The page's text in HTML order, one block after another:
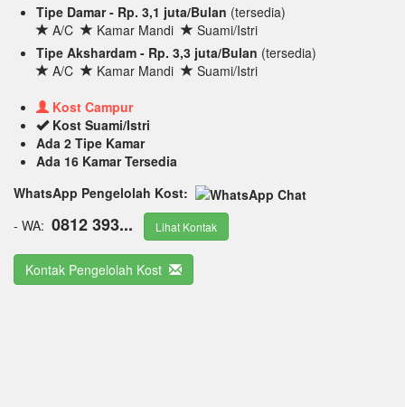
Tipe Damar - Rp. 3,1 juta/Bulan (tersedia)
A/C
Kamar Mandi
Suami/Istri
Tipe Akshardam - Rp. 3,3 juta/Bulan (tersedia)
A/C
Kamar Mandi
Suami/Istri
Kost Campur
Kost Suami/Istri
Ada 2 Tipe Kamar
Ada 16 Kamar Tersedia
WhatsApp Pengelolah Kost:
- WA: 0812 393... Lihat Kontak
Kontak Pengelolah Kost